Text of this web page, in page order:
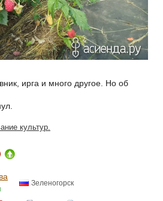
ирга и много другое. Но об
культур.
Зеленогорск